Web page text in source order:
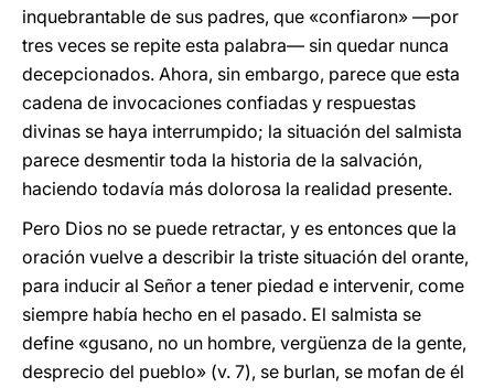
inquebrantable de sus padres, que «confiaron» —por
tres veces se repite esta palabra— sin quedar nunca
decepcionados. Ahora, sin embargo, parece que esta
cadena de invocaciones confiadas y respuestas
divinas se haya interrumpido; la situación del salmista
parece desmentir toda la historia de la salvación,
haciendo todavía más dolorosa la realidad presente.
Pero Dios no se puede retractar, y es entonces que la
oración vuelve a describir la triste situación del orante,
para inducir al Señor a tener piedad e intervenir, come
siempre había hecho en el pasado. El salmista se
define «gusano, no un hombre, vergüenza de la gente,
desprecio del pueblo» (v. 7), se burlan, se mofan de él